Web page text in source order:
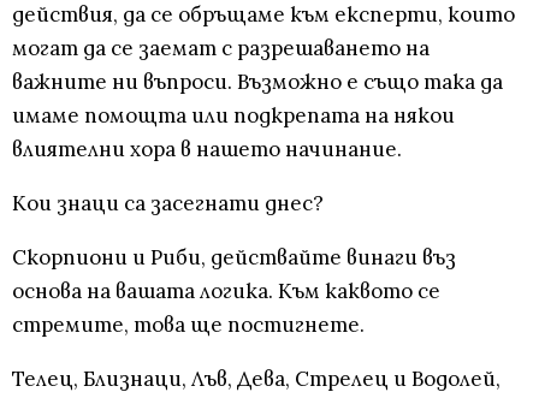
действия, да се обръщаме към експерти, които
могат да се заемат с разрешаването на
важните ни въпроси. Възможно е също така да
имаме помощта или подкрепата на някои
влиятелни хора в нашето начинание.
Кои знаци са засегнати днес?
Скорпиони и Риби, действайте винаги въз
основа на вашата логика. Към каквото се
стремите, това ще постигнете.
Телец, Близнаци, Лъв, Дева, Стрелец и Водолей,